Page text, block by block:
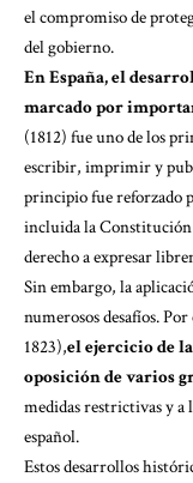
el compromiso de
del gobierno.
En España, el
marcado por
(1812) fue uno de los
escribir, imprimir y
principio fue reforzado
incluida la Constitución
derecho a expresar
Sin embargo, la
numerosos desafíos.
1823),el ejercicio de
oposición de varios
medidas restrictivas y
español.
Estos desarrollos